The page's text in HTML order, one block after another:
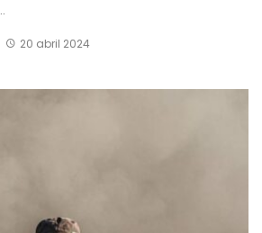
20 abril 2024